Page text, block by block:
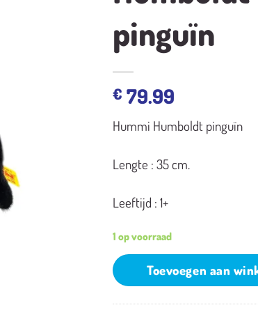
pinguïn
€ 79.99
Hummi Humboldt pinguïn
Lengte : 35 cm.
Leeftijd : 1+
1 op voorraad
Toevoegen aan